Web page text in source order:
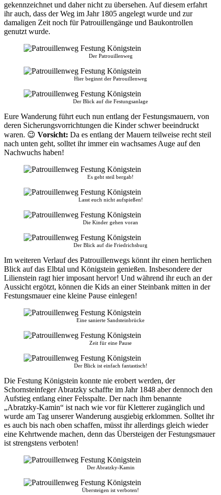
gekennzeichnet und daher nicht zu übersehen. Auf diesem erfahrt
ihr auch, dass der Weg im Jahr 1805 angelegt wurde und zur
damaligen Zeit noch für Patrouillengänge und Baukontrollen
genutzt wurde.
Der Patrouillenweg
Hier beginnt der Patrouillenweg
Der Blick auf die Festungsanlage
Eure Wanderung führt euch nun entlang der Festungsmauern, von
deren Sicherungsvorrichtungen die Kinder schwer beeindruckt
waren. 😉 Vorsicht: Da es entlang der Mauern teilweise recht steil
nach unten geht, solltet ihr immer ein wachsames Auge auf den
Nachwuchs haben!
Es geht steil bergab!
Lasst euch nicht aufspießen!
Die Kinder gehen voran
Der Blick auf die Friedrichsburg
Im weiteren Verlauf des Patrouillenwegs könnt ihr einen herrlichen
Blick auf das Elbtal und Königstein genießen. Insbesondere der
Lilienstein ragt hier imposant hervor! Und während ihr euch an der
Aussicht ergötzt, können die Kids an einer Steinbank mitten in der
Festungsmauer eine kleine Pause einlegen!
Eine sanierte Sandsteinbrücke
Zeit für eine Pause
Der Blick ist einfach fantastisch!
Die Festung Königstein konnte nie erobert werden, der
Schornsteinfeger Abratzky schaffte im Jahr 1848 aber dennoch den
Aufstieg entlang einer Felsspalte. Der nach ihm benannte
„Abratzky-Kamin“ ist nach wie vor für Kletterer zugänglich und
wurde am Tag unserer Wanderung ausgiebig erklommen. Solltet ihr
es auch bis nach oben schaffen, müsst ihr allerdings gleich wieder
eine Kehrtwende machen, denn das Übersteigen der Festungsmauer
ist strengstens verboten!
Der Abratzky-Kamin
Übersteigen ist verboten!